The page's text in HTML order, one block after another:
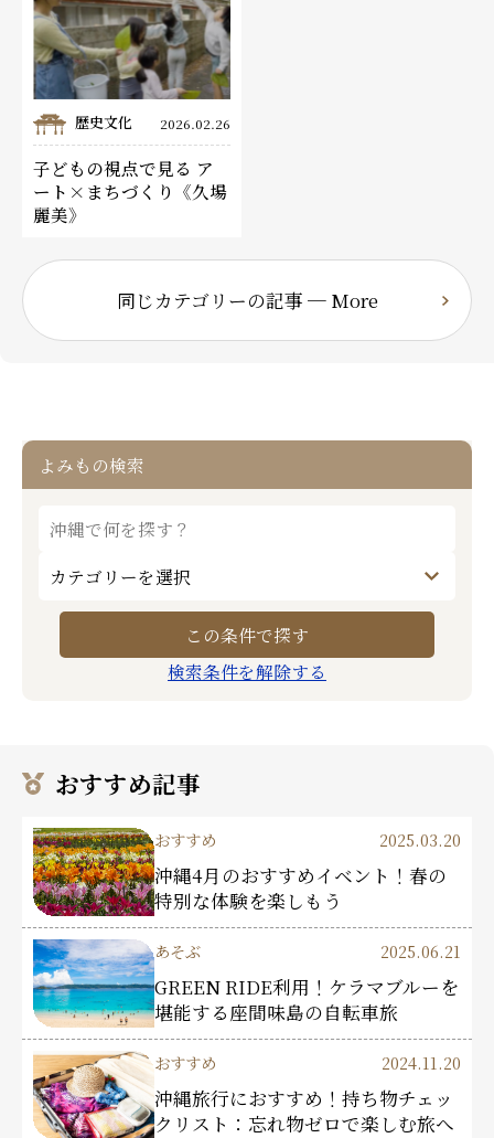
歴史文化 2026.02.26
子どもの視点で見る ア
ート×まちづくり《久場
麗美》
同じカテゴリーの記事 ─ More
よみもの検索
検索条件を解除する
おすすめ記事
おすすめ 2025.03.20
沖縄4月のおすすめイベント！春の
特別な体験を楽しもう
あそぶ 2025.06.21
GREEN RIDE利用！ケラマブルーを
堪能する座間味島の自転車旅
おすすめ 2024.11.20
沖縄旅行におすすめ！持ち物チェッ
クリスト：忘れ物ゼロで楽しむ旅へ